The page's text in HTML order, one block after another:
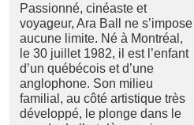
Passionné, cinéaste et
voyageur, Ara Ball ne s’impose
aucune limite. Né à Montréal,
le 30 juillet 1982, il est l’enfant
d’un québécois et d’une
anglophone. Son milieu
familial, au côté artistique très
développé, le plonge dans le